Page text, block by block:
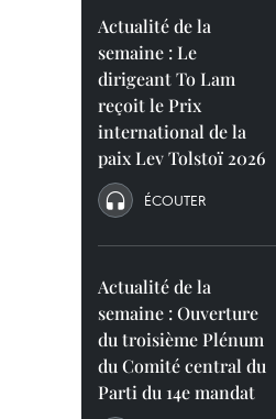
Actualité de la
semaine : Le
dirigeant To Lam
reçoit le Prix
international de la
paix Lev Tolstoï 2026
ÉCOUTER
Actualité de la
semaine : Ouverture
du troisième Plénum
du Comité central du
Parti du 14e mandat